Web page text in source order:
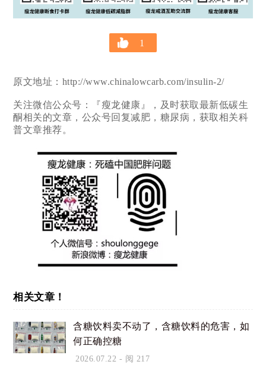
1
原文地址：http://www.chinalowcarb.com/insulin-2/
关注微信公众号：『瘦龙健康』，及时获取最新低碳生
酮相关的文章，公众号回复减肥，糖尿病，获取相关科
普文章推荐。
相关文章！
含糖饮料卖不动了，含糖饮料的危害，如
何正确控糖
2026.07.22 - 阅 217